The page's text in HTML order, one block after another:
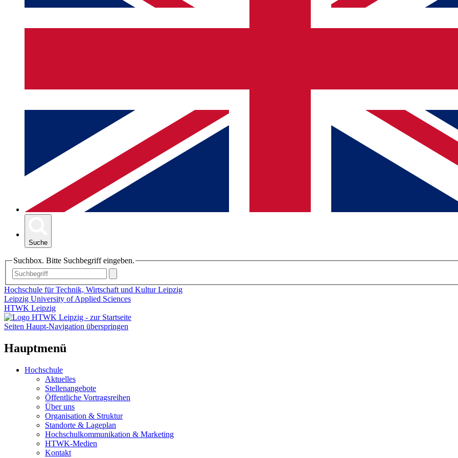
Suche
Suchbox. Bitte Suchbegriff eingeben.
Hochschule für Technik, Wirtschaft und Kultur Leipzig
Leipzig University of Applied Sciences
HTWK Leipzig
Seiten Haupt-Navigation überspringen
Hauptmenü
Hochschule
Aktuelles
Stellenangebote
Öffentliche Vortragsreihen
Über uns
Organisation & Struktur
Standorte & Lageplan
Hochschulkommunikation & Marketing
HTWK-Medien
Kontakt